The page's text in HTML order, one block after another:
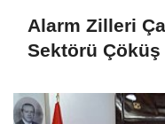
Alarm Zilleri
Sektörü Çöküş